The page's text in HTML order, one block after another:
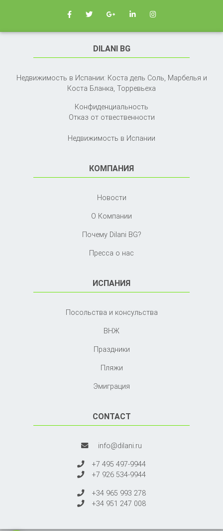
DILANI BG
Недвижимость в Испании: Коста дель Соль, Марбелья и
Коста Бланка, Торревьеха
Конфиденциальность
Отказ от отвественности
Недвижимость в Испании
КОМПАНИЯ
Новости
О Компании
Почему Dilani BG?
Пресса о нас
ИСПАНИЯ
Посольства и консульства
ВНЖ
Праздники
Пляжи
Эмиграция
CONTACT
info@dilani.ru
+7 495 497-9944
+7 926 534-9944
+34 965 993 278
+34 951 247 008